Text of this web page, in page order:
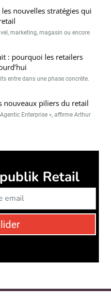
nouvelles stratégies qui
marketing, magasin ou encore
: pourquoi les retailers
entre dans une phase concrète.
nouveaux piliers du retail
Enterprise », affirme Arthur
est édité par